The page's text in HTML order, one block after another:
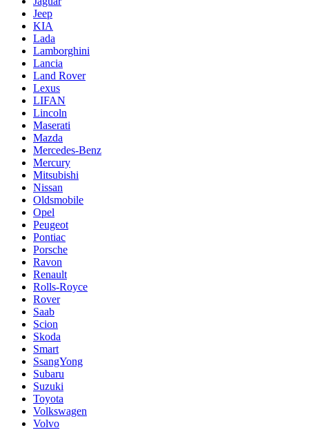
Jeep
KIA
Lada
Lamborghini
Lancia
Land Rover
Lexus
LIFAN
Lincoln
Maserati
Mazda
Mercedes-Benz
Mercury
Mitsubishi
Nissan
Oldsmobile
Opel
Peugeot
Pontiac
Porsche
Ravon
Renault
Rolls-Royce
Rover
Saab
Scion
Skoda
Smart
SsangYong
Subaru
Suzuki
Toyota
Volkswagen
Volvo